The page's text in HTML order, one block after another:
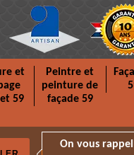
et
59
Peintre et
peinture de
façade 59
On vous